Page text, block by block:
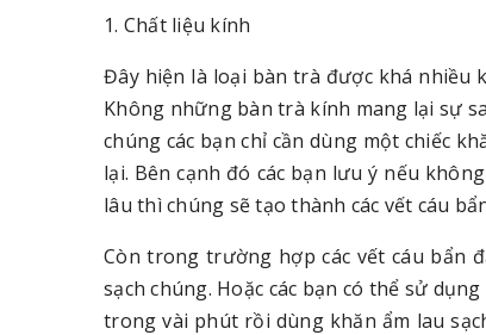
1. Chất liệu kính
Đây hiện là loại bàn trà được khá nhiều
Không những bàn trà kính mang lại sự
chúng các bạn chỉ cần dùng một chiếc
lại. Bên cạnh đó các bạn lưu ý nếu
lâu thì chúng sẽ tạo thành các vết cáu
Còn trong trường hợp các vết cáu bẩn
sạch chúng. Hoặc các bạn có thể sử
trong vài phút rồi dùng khăn ẩm lau